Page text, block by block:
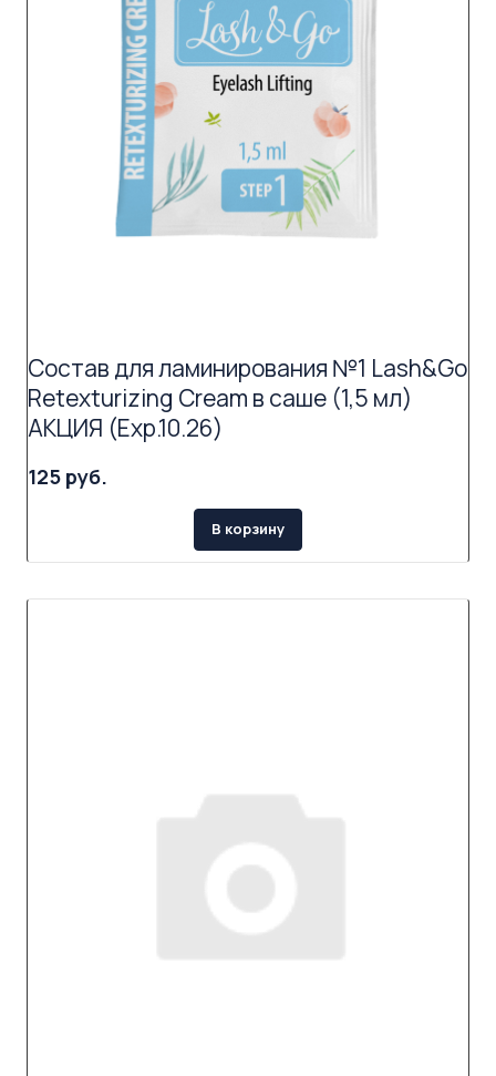
Состав для ламинирования №1 Lash&Go
Retexturizing Cream в саше (1,5 мл)
АКЦИЯ (Exp.10.26)
125 руб.
В корзину